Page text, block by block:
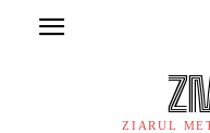
ZIARUL